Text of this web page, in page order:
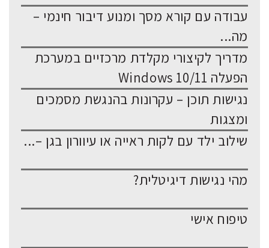
עבודה עם קורא מסך ומנוע דיבור חינמי –
מה...
מדריך לקיצורי מקלדת מרכזיים במערכת
הפעלה Windows 10/11
נגישות תוכן – עקרונות בהנגשת מסמכים
ומצגות
שילוב ילד עם לקות ראייה או עיוורון בגן –...
מהי נגישות דיגיטלית?
טיפוח אישי